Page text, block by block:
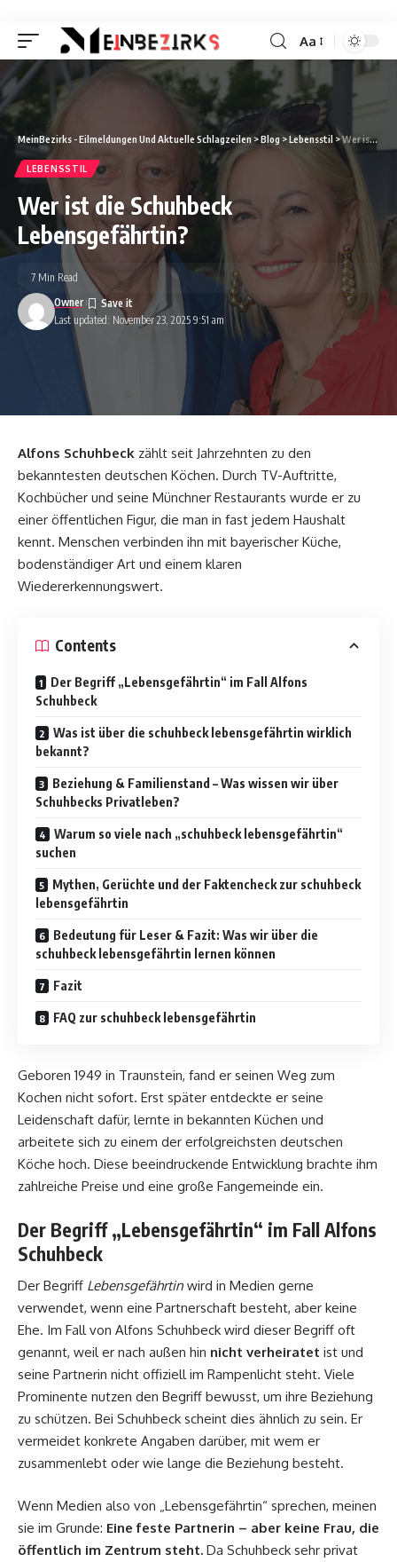
Font
Resizer
Aa
MeinBezirks - Eilmeldungen Und Aktuelle Schlagzeilen >Blog >Lebensstil >Wer ist die Schuhbeck Lebensgefährtin?
LEBENSSTIL
Wer ist die Schuhbeck
Lebensgefährtin?
Last updated: November 23, 2025 9:51 am
Owner
7 Min Read
Alfons Schuhbeck zählt seit Jahrzehnten zu den
bekanntesten deutschen Köchen. Durch TV-Auftritte,
Kochbücher und seine Münchner Restaurants wurde er zu
einer öffentlichen Figur, die man in fast jedem Haushalt
kennt. Menschen verbinden ihn mit bayerischer Küche,
bodenständiger Art und einem klaren
Wiedererkennungswert.
Contents
Der Begriff „Lebensgefährtin“ im Fall Alfons
Schuhbeck
Was ist über die schuhbeck lebensgefährtin wirklich
bekannt?
Beziehung & Familienstand – Was wissen wir über
Schuhbecks Privatleben?
Warum so viele nach „schuhbeck lebensgefährtin“
suchen
Mythen, Gerüchte und der Faktencheck zur schuhbeck
lebensgefährtin
Bedeutung für Leser & Fazit: Was wir über die
schuhbeck lebensgefährtin lernen können
Fazit
FAQ zur schuhbeck lebensgefährtin
Geboren 1949 in Traunstein, fand er seinen Weg zum
Kochen nicht sofort. Erst später entdeckte er seine
Leidenschaft dafür, lernte in bekannten Küchen und
arbeitete sich zu einem der erfolgreichsten deutschen
Köche hoch. Diese beeindruckende Entwicklung brachte ihm
zahlreiche Preise und eine große Fangemeinde ein.
Der Begriff „Lebensgefährtin“ im Fall Alfons
Schuhbeck
Der Begriff Lebensgefährtin wird in Medien gerne
verwendet, wenn eine Partnerschaft besteht, aber keine
Ehe. Im Fall von Alfons Schuhbeck wird dieser Begriff oft
genannt, weil er nach außen hin nicht verheiratet ist und
seine Partnerin nicht offiziell im Rampenlicht steht. Viele
Prominente nutzen den Begriff bewusst, um ihre Beziehung
zu schützen. Bei Schuhbeck scheint dies ähnlich zu sein. Er
vermeidet konkrete Angaben darüber, mit wem er
zusammenlebt oder wie lange die Beziehung besteht.
Wenn Medien also von „Lebensgefährtin“ sprechen, meinen
sie im Grunde: Eine feste Partnerin – aber keine Frau, die
öffentlich im Zentrum steht. Da Schuhbeck sehr privat